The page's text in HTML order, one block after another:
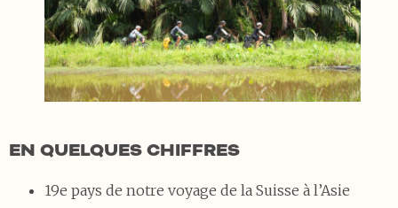
EN QUELQUES CHIFFRES
19e pays de notre voyage de la Suisse à l’Asie